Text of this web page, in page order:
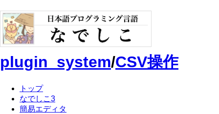
plugin_system/CSV操作
トップ
なでしこ3
簡易エディタ